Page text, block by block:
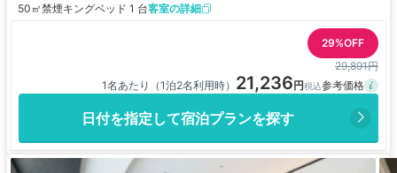
50㎡禁煙キングベッド 1 台客室の詳細
29%OFF
29,891円
1名あたり（1泊2名利用時） 21,236
日付を指定して宿泊プランを探す